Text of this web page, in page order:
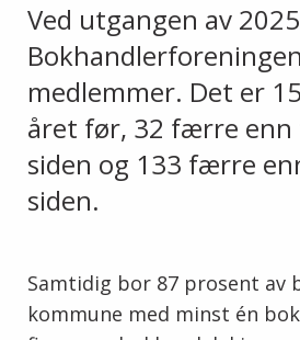
Ved utgangen av
medlemmer. Det er
året før, 32 færre enn
siden og 133 færre
siden.
Samtidig bor 87 prosent av
kommune med minst én